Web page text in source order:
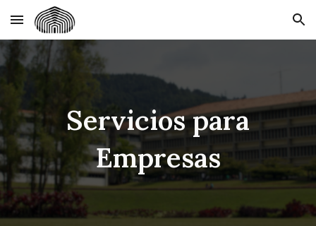
Skip to main content Skip to navigation
Servicios para
Empresas